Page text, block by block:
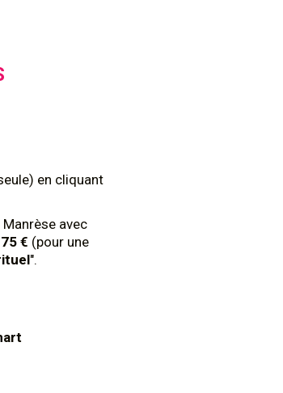
en cliquant
avec
75 € (pour une
".